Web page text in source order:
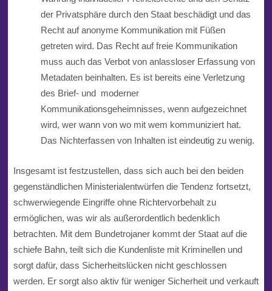
der Privatsphäre durch den Staat beschädigt und das
Recht auf anonyme Kommunikation mit Füßen
getreten wird. Das Recht auf freie Kommunikation
muss auch das Verbot von anlassloser Erfassung von
Metadaten beinhalten. Es ist bereits eine Verletzung
des Brief- und moderner
Kommunikationsgeheimnisses, wenn aufgezeichnet
wird, wer wann von wo mit wem kommuniziert hat.
Das Nichterfassen von Inhalten ist eindeutig zu wenig.
Insgesamt ist festzustellen, dass sich auch bei den beiden
gegenständlichen Ministerialentwürfen die Tendenz fortsetzt,
schwerwiegende Eingriffe ohneRichtervorbehalt zu
ermöglichen, was wir als außerordentlich bedenklich
betrachten. Mit dem Bundetrojaner kommt der Staat auf die
schiefe Bahn, teilt sich die Kundenliste mit Kriminellen und
sorgt dafür, dass Sicherheitslücken nicht geschlossen
werden. Er sorgt also aktiv für weniger Sicherheit und verkauft